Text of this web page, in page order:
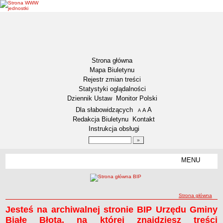
Strona główna
Mapa Biuletynu
Rejestr zmian treści
Statystyki oglądalności
Dziennik Ustaw
Monitor Polski
Menu dodatkowe
Dla słabowidzących A pomniejsz czcionkę
A standardowy rozmiar czcionki
A
Redakcja Biuletynu
Kontakt
Instrukcja obsługi
MENU
Zadania publiczne
ścieżka nawigacji
Strona główna
Strona główna
Strona główna
Jesteś na archiwalnej stronie BIP Urzędu Gminy
Białe Błota, na której znajdziesz treści